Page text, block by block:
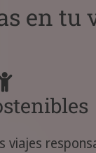
en tu
viajes